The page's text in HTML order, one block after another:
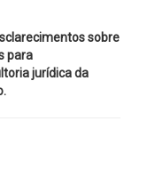
sobre
para
jurídica da